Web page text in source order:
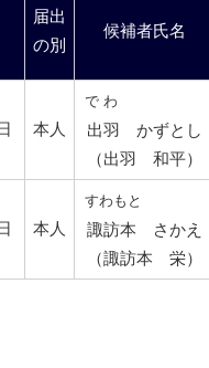
届出
の別
候補者氏名
本人
で わ
出羽 かずとし
（出羽 和平）
本人
すわもと
諏訪本 さかえ
（諏訪本 栄）